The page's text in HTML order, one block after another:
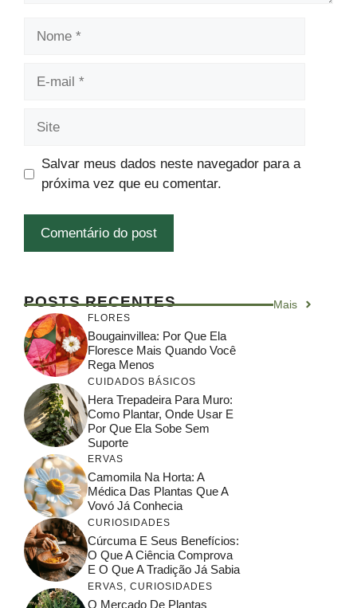
Salvar meus dados neste navegador para a
próxima vez que eu comentar.
POSTS RECENTES Mais
FLORES
Bougainvillea: Por Que Ela
Floresce Mais Quando Você
Rega Menos
CUIDADOS BÁSICOS
Hera Trepadeira Para Muro:
Como Plantar, Onde Usar E
Por Que Ela Sobe Sem
Suporte
ERVAS
Camomila Na Horta: A
Médica Das Plantas Que A
Vovó Já Conhecia
CURIOSIDADES
Cúrcuma E Seus Benefícios:
O Que A Ciência Comprova
E O Que A Tradição Já Sabia
ERVAS CURIOSIDADES
O Mercado De Plantas